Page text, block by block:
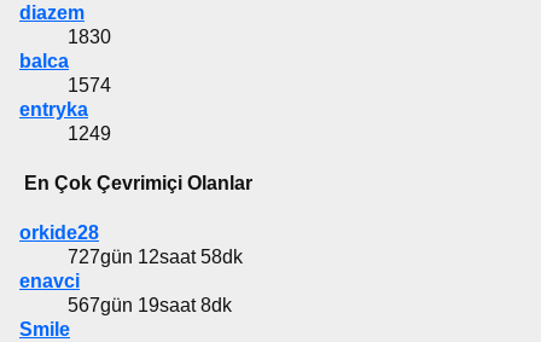
diazem
1830
balca
1574
entryka
1249
En Çok Çevrimiçi Olanlar
orkide28
727gün 12saat 58dk
enavci
567gün 19saat 8dk
Smile